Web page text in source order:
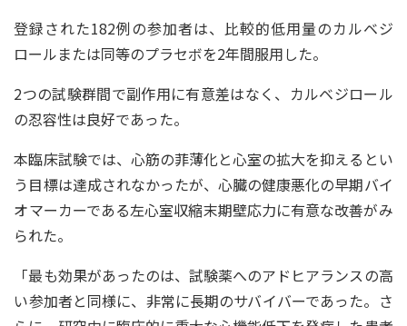
登録された182例の参加者は、比較的低用量のカルベジ
ロールまたは同等のプラセボを2年間服用した。
2つの試験群間で副作用に有意差はなく、カルベジロール
の忍容性は良好であった。
本臨床試験では、心筋の菲薄化と心室の拡大を抑えるとい
う目標は達成されなかったが、心臓の健康悪化の早期バイ
オマーカーである左心室収縮末期壁応力に有意な改善がみ
られた。
「最も効果があったのは、試験薬へのアドヒアランスの高
い参加者と同様に、非常に長期のサバイバーであった。さ